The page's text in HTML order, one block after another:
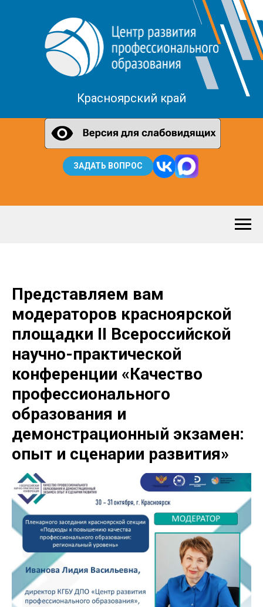
Красноярский край
ЗАДАТЬ ВОПРОС
Представляем вам
модераторов красноярской
площадки II Всероссийской
научно-практической
конференции «Качество
профессионального
образования и
демонстрационный экзамен:
опыт и сценарии развития»